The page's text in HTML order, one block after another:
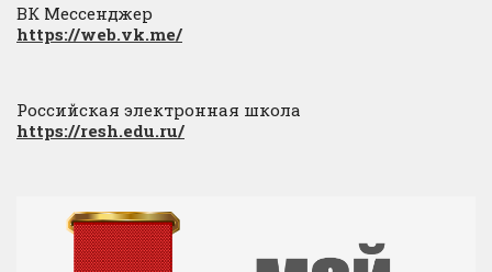
ВК Мессенджер
https://web.vk.me/
Российская электронная школа
https://resh.edu.ru/